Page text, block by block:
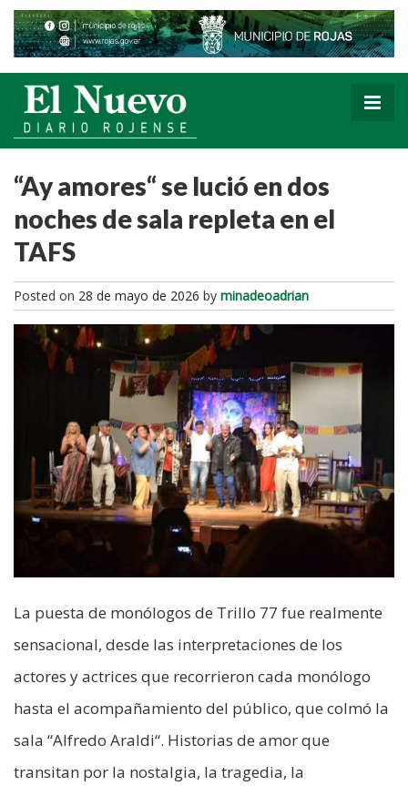
“Ay amores“ se lució en dos
noches de sala repleta en el
TAFS
Posted on 28 de mayo de 2026 by minadeoadrian
La puesta de monólogos de Trillo 77 fue realmente
sensacional, desde las interpretaciones de los
actores y actrices que recorrieron cada monólogo
hasta el acompañamiento del público, que colmó la
sala “Alfredo Araldi“. Historias de amor que
transitan por la nostalgia, la tragedia, la